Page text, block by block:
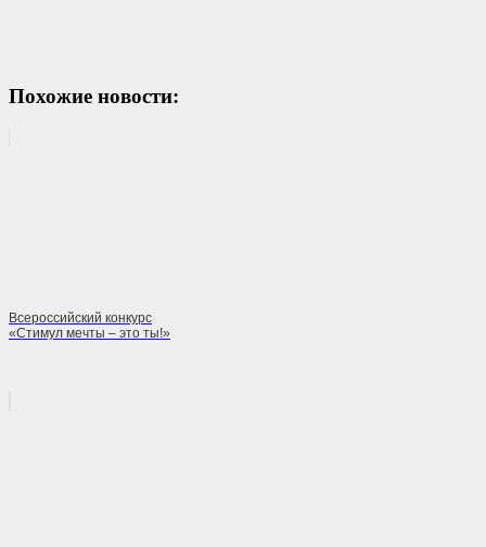
Похожие новости:
Всероссийский конкурс
«Стимул мечты – это ты!»